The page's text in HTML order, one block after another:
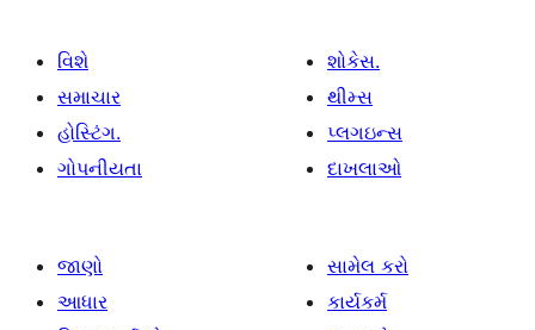
વિશે
સમાચાર
હોસ્ટિંગ.
ગોપનીયતા
શોકેસ.
થીમ્સ
પ્લગઇન્સ
દાખલાઓ
જાણો
આધાર
સામેલ કરો
કાર્યકર્મ